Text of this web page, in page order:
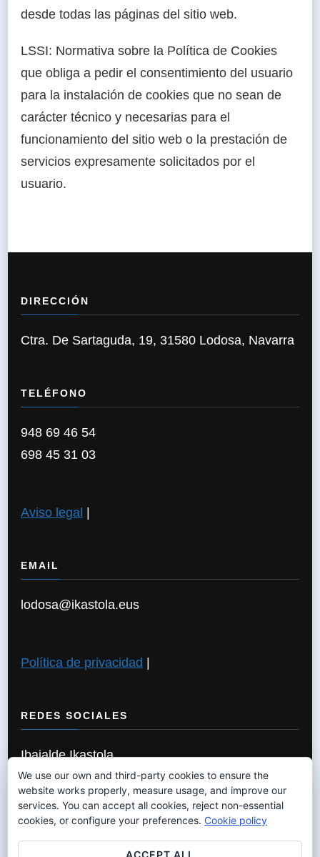
desde todas las páginas del sitio web.
LSSI: Normativa sobre la Política de Cookies
que obliga a pedir el consentimiento del usuario
para la instalación de cookies que no sean de
carácter técnico y necesarias para el
funcionamiento del sitio web o la prestación de
servicios expresamente solicitados por el
usuario.
DIRECCIÓN
Ctra. De Sartaguda, 19, 31580 Lodosa, Navarra
TELÉFONO
948 69 46 54
698 45 31 03
Aviso legal
EMAIL
lodosa@ikastola.eus
Política de privacidad
REDES SOCIALES
Ibaialde Ikastola
Política de Cookies|
We use our own and third-party cookies to ensure the
website works properly, measure usage, and improve our
services. You can accept all cookies, reject non-essential
cookies, or configure your preferences. Cookie policy
ACCEPT ALL